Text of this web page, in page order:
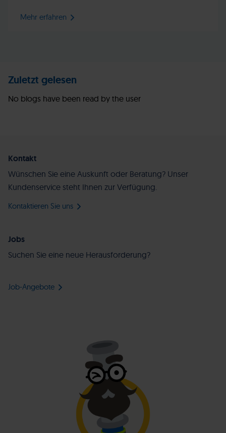
Mehr erfahren
Zuletzt gelesen
No blogs have been read by the user
Kontakt
Wünschen Sie eine Auskunft oder Beratung? Unser
Kundenservice steht Ihnen zur Verfügung.
Kontaktieren Sie uns
Jobs
Suchen Sie eine neue Herausforderung?
Job-Angebote